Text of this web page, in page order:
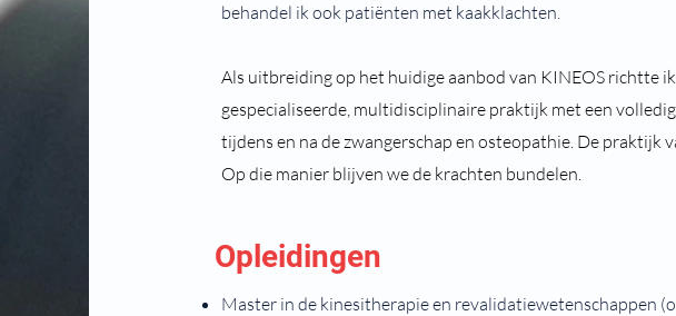
behandel ik ook patiënten met kaakklachten.
Als uitbreiding op het huidige aanbod van KINEOS richtte
gespecialiseerde, multidisciplinaire praktijk met een
tijdens en na de zwangerschap en osteopathie. De praktijk
Op die manier blijven we de krachten bundelen.
Opleidingen
Master in de kinesitherapie en revalidatiewetenschappen